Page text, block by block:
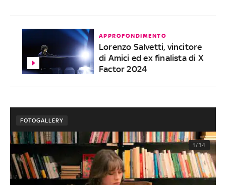
APPROFONDIMENTO
Lorenzo Salvetti, vincitore
di Amici ed ex finalista di X
Factor 2024
FOTOGALLERY
1/34